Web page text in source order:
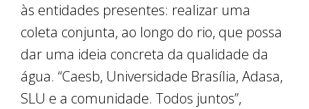
às entidades presentes: realizar uma
coleta conjunta, ao longo do rio, que possa
dar uma ideia concreta da qualidade da
água. “Caesb, Universidade Brasília, Adasa,
SLU e a comunidade. Todos juntos”,